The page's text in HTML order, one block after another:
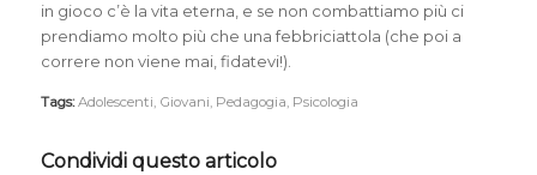
in gioco c’è la vita eterna, e se non combattiamo più ci
prendiamo molto più che una febbriciattola (che poi a
correre non viene mai, fidatevi!).
Tags: Adolescenti Giovani Pedagogia Psicologia
Condividi questo articolo